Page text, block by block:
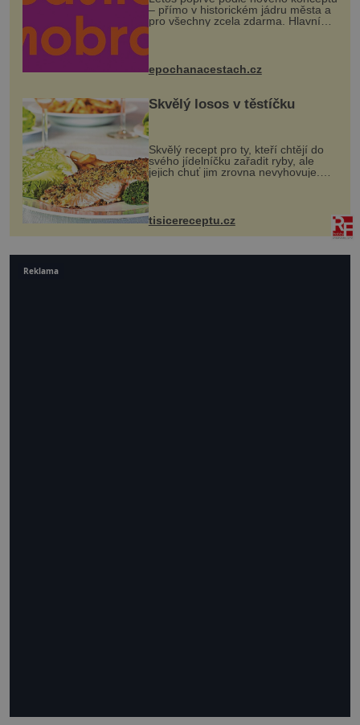
– přímo v historickém jádru města a
pro všechny zcela zdarma. Hlavní
program se odehraje na Karlově a
mohou těšit na víno, burčák, pes...
epochanacestach.cz
Skvělý losos v těstíčku
Skvělý recept pro ty, kteří chtějí do
svého jídelníčku zařadit ryby, ale
jejich chuť jim zrovna nevyhovuje.
Losos je samozřejmě taky ryba, ale v
tomto případě si na to nikdo ani
nevzpomene. Ingredienc...
tisicereceptu.cz
Reklama